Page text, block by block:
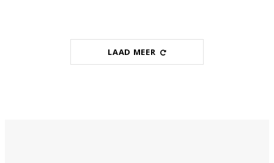
LAAD MEER